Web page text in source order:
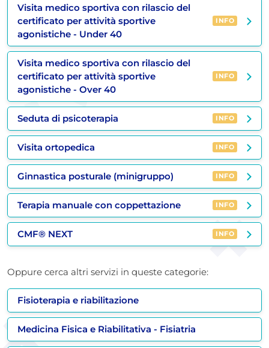
Visita medico sportiva con rilascio del
certificato per attività sportive
agonistiche - Under 40
INFO
Visita medico sportiva con rilascio del
certificato per attività sportive
agonistiche - Over 40
INFO
Seduta di psicoterapia INFO
Visita ortopedica INFO
Ginnastica posturale (minigruppo) INFO
Terapia manuale con coppettazione INFO
CMF® NEXT INFO
Oppure cerca altri servizi in queste categorie:
Fisioterapia e riabilitazione
Medicina Fisica e Riabilitativa - Fisiatria